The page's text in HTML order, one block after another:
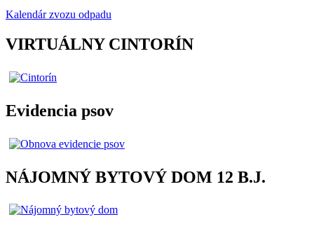
Kalendár zvozu odpadu
VIRTUÁLNY CINTORÍN
Evidencia psov
NÁJOMNÝ BYTOVÝ DOM 12 B.J.